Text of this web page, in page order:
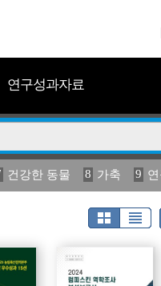
연구성과자료
건강한 동물 8 가축 9
리 17 연보 18 농림수산